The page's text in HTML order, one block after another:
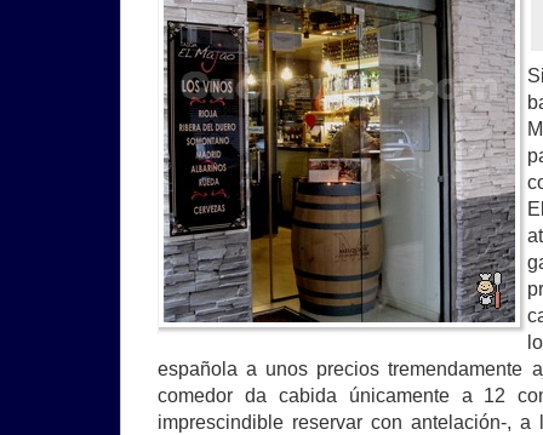
española a unos precios tremendamente
comedor da cabida únicamente a 12
imprescindible reservar con antelación-,